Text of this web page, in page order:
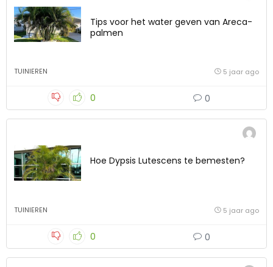
Tips voor het water geven van Areca-
palmen
TUINIEREN 5 jaar ago
0 0
Hoe Dypsis Lutescens te bemesten?
TUINIEREN 5 jaar ago
0 0